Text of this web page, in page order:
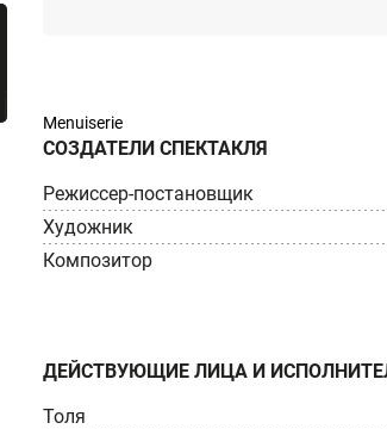
Menuiserie
СОЗДАТЕЛИ СПЕКТАКЛЯ
Режиссер-постановщик
Художник
Композитор
ДЕЙСТВУЮЩИЕ ЛИЦА И
Толя